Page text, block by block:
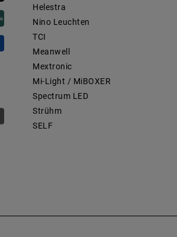
Helestra
Nino Leuchten
TCI
Meanwell
Mextronic
Mi-Light / MiBOXER
Spectrum LED
Strühm
SELF